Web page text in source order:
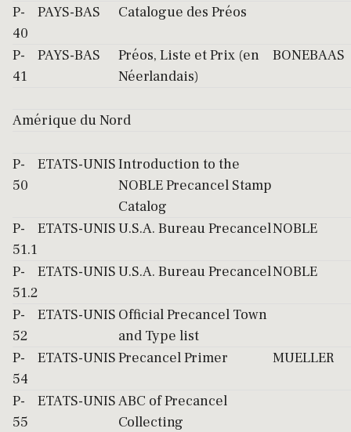
P-
40
PAYS-BAS Catalogue des Préos
P-
41
PAYS-BAS
Préos, Liste et Prix (en
Néerlandais)
BONEBAAS
Amérique du Nord
P-
50
ETATS-UNISIntroduction to the
NOBLE Precancel Stamp
Catalog
P-
51.1
ETATS-UNISU.S.A. Bureau PrecancelNOBLE
P-
51.2
ETATS-UNISU.S.A. Bureau PrecancelNOBLE
P-
52
ETATS-UNIS Official Precancel Town
and Type list
P-
54
ETATS-UNISPrecancel Primer MUELLER
P-
55
ETATS-UNISABC of Precancel
Collecting